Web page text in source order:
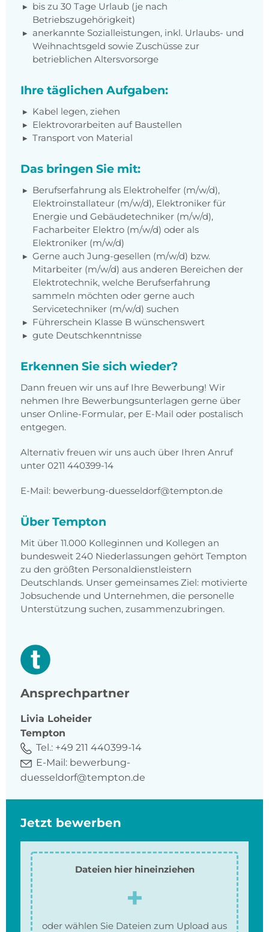
bis zu 30 Tage Urlaub (je nach
Betriebszugehörigkeit)
anerkannte Sozialleistungen, inkl. Urlaubs- und
Weihnachtsgeld sowie Zuschüsse zur
betrieblichen Altersvorsorge
Ihre täglichen Aufgaben:
Kabel legen, ziehen
Elektrovorarbeiten auf Baustellen
Transport von Material
Das bringen Sie mit:
Berufserfahrung als Elektrohelfer (m/w/d),
Elektroinstallateur (m/w/d), Elektroniker für
Energie und Gebäudetechniker (m/w/d),
Facharbeiter Elektro (m/w/d) oder als
Elektroniker (m/w/d)
Gerne auch Jung-gesellen (m/w/d) bzw.
Mitarbeiter (m/w/d) aus anderen Bereichen der
Elektrotechnik, welche Berufserfahrung
sammeln möchten oder gerne auch
Servicetechniker (m/w/d) suchen
Führerschein Klasse B wünschenswert
gute Deutschkenntnisse
Erkennen Sie sich wieder?
Dann freuen wir uns auf Ihre Bewerbung! Wir
nehmen Ihre Bewerbungsunterlagen gerne über
unser Online-Formular, per E-Mail oder postalisch
entgegen.
Alternativ freuen wir uns auch über Ihren Anruf
unter 0211 440399-14
E-Mail: bewerbung-duesseldorf@tempton.de
Über Tempton
Mit über 11.000 Kolleginnen und Kollegen an
bundesweit 240 Niederlassungen gehört Tempton
zu den größten Personaldienstleistern
Deutschlands. Unser gemeinsames Ziel: motivierte
Jobsuchende und Unternehmen, die personelle
Unterstützung suchen, zusammenzubringen.
Ansprechpartner
Livia Loheider
Tempton
Tel.: +49 211 440399-14
E-Mail: bewerbung-
duesseldorf@tempton.de
Jetzt bewerben
Dateien hier hineinziehen
oder wählen Sie Dateien zum Upload aus